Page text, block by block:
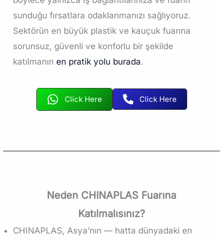
sunduğu fırsatlara odaklanmanızı sağlıyoruz.
Sektörün en büyük plastik ve kauçuk fuarına
sorunsuz, güvenli ve konforlu bir şekilde
katılmanınen pratik yolu burada.
Click Here Click Here
Neden CHINAPLAS Fuarına
Katılmalısınız?
CHINAPLAS, Asya’nın — hatta dünyadaki en